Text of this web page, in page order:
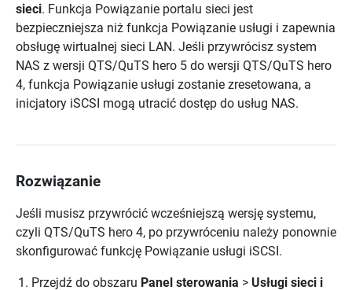
sieci. Funkcja Powiązanie portalu sieci jest
bezpieczniejsza niż funkcja Powiązanie usługi i zapewnia
obsługę wirtualnej sieci LAN. Jeśli przywrócisz system
NAS z wersji QTS/QuTS hero 5 do wersji QTS/QuTS hero
4, funkcja Powiązanie usługi zostanie zresetowana, a
inicjatory iSCSI mogą utracić dostęp do usług NAS.
Rozwiązanie
Jeśli musisz przywrócić wcześniejszą wersję systemu,
czyli QTS/QuTS hero 4, po przywróceniu należy ponownie
skonfigurować funkcję Powiązanie usługi iSCSI.
Przejdź do obszaru Panel sterowania > Usługi sieci i